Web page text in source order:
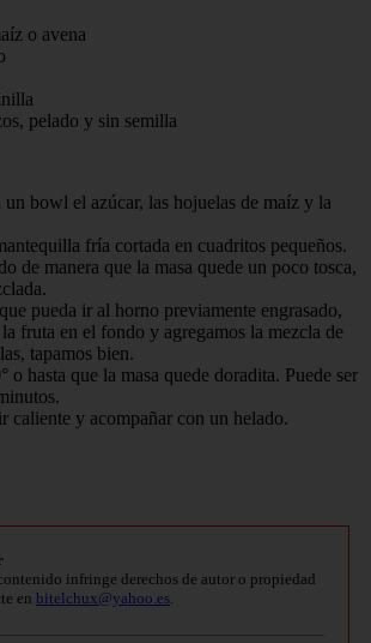
o avena
pelado y sin semilla
un bowl el azúcar, las hojuelas de maíz y la
fría cortada en cuadritos pequeños.
de manera que la masa quede un poco tosca,
pueda ir al horno previamente engrasado,
fruta en el fondo y agregamos la mezcla de
tapamos bien.
o hasta que la masa quede doradita. Puede ser
caliente y acompañar con un helado.
infringe derechos de autor o propiedad
en bitelchux@yahoo.es